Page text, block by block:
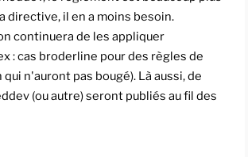
directive, il en a moins besoin.
continuera de les appliquer
: cas broderline pour des règles de
n'auront pas bougé). Là aussi, de
(ou autre) seront publiés au fil des